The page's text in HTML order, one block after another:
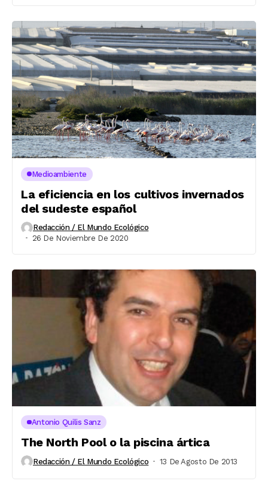
Medioambiente
La eficiencia en los cultivos invernados
del sudeste español
Redacción / El Mundo Ecológico
26 De Noviembre De 2020
Antonio Quilis Sanz
The North Pool o la piscina ártica
Redacción / El Mundo Ecológico 13 De Agosto De 2013